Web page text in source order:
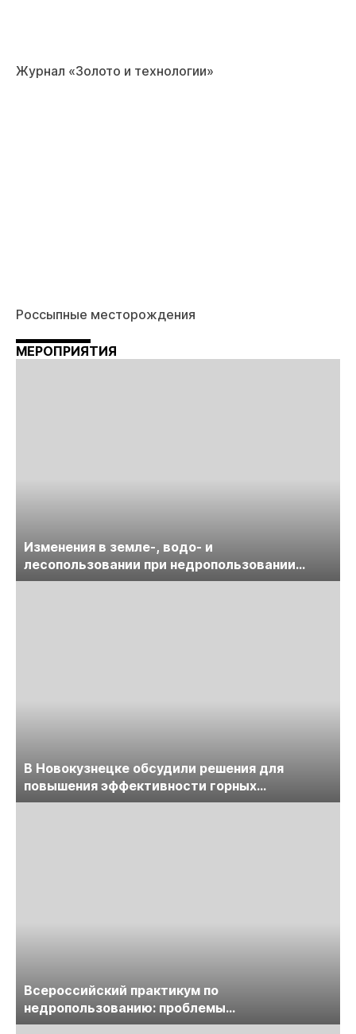
Журнал «Золото и технологии»
Россыпные месторождения
МЕРОПРИЯТИЯ
Изменения в земле-, водо- и
лесопользовании при недропользовании
обсудят на семинаре «ПравоТЭК»
В Новокузнецке обсудили решения для
повышения эффективности горных
предприятий
Всероссийский практикум по
недропользованию: проблемы
лицензирования, цифровизации, экспертизы